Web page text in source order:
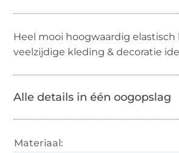
Heel mooi hoogwaardig elastisch
veelzijdige kleding & decoratie
Alle details in één oogopslag
Materiaal: